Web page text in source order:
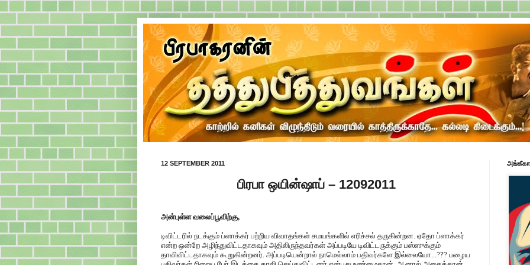
12 SEPTEMBER 2011
பிரபா ஒயின்ஷாப் – 12092011
அன்புள்ள வலைப்பூவிற்கு,
டிவிட்டரில் நடக்கும் ப்ளாக்கர் பற்றிய விவாதங்கள் சமயங்களில் எரிச்சல் தருகின்றன. ஏதோ ப்ளாக்கர்
என்ற ஒன்றே அழிந்துவிட்டதாகவும் அதிலிருந்தவர்கள் அப்படியே டிவிட்டருக்கும் பஸ்ஸுக்கும்
தாவிவிட்டதாகவும் கூறுகின்றனர். அப்படியென்றால் நாமெல்லாம் பதிவர்களே இல்லையோ...??? பழைய